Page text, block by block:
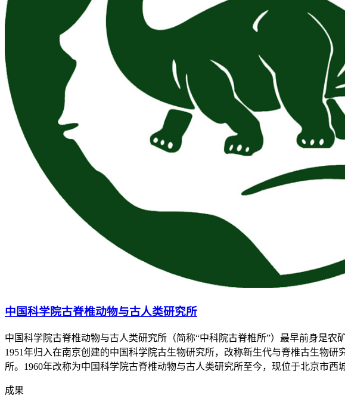
中国科学院古脊椎动物与古人类研究所
中国科学院古脊椎动物与古人类研究所（简称“中科院古脊椎所”）最早前身是
1951年归入在南京创建的中国科学院古生物研究所，改称新生代与脊椎古生物
所。1960年改称为中国科学院古脊椎动物与古人类研究所至今，现位于北京市西
成果